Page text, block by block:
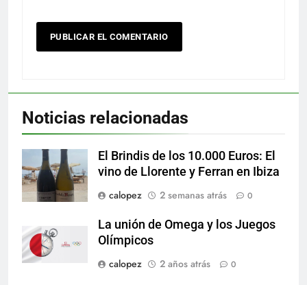
Noticias relacionadas
El Brindis de los 10.000 Euros: El
vino de Llorente y Ferran en Ibiza
calopez
2 semanas atrás 0
La unión de Omega y los Juegos
Olímpicos
calopez
2 años atrás 0